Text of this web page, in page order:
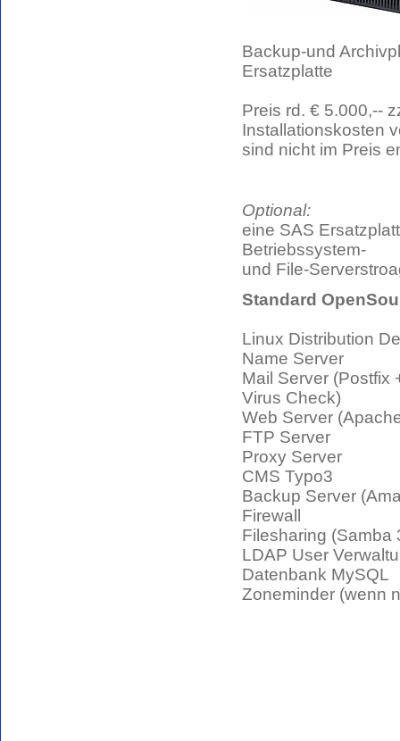
Backup-und
Ersatzplatte
Preis rd. € 5.000,--
Installationskosten
sind nicht im Preis
Optional:
eine SAS
Betriebssystem-
und File-
Standard
Linux Distribution
Name Server
Mail Server (Postfix
Virus Check)
Web Server
FTP Server
Proxy Server
CMS Typo3
Backup Server
Firewall
Filesharing (Samba
LDAP User
Datenbank MySQL
Zoneminder (wenn